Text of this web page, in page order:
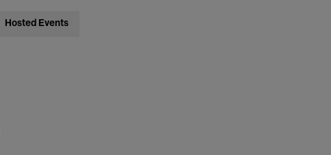
Hosted Events